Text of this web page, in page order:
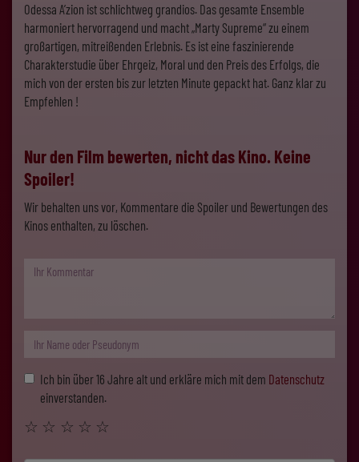
Odessa A’zion ist schlichtweg grandios. Das gesamte Ensemble
harmoniert hervorragend und macht „Marty Supreme“ zu einem
großartigen, mitreißenden Erlebnis. Es ist eine faszinierende
Charakterstudie über Ehrgeiz, Moral und den Preis des Erfolgs, die
mich von der ersten bis zur letzten Minute gepackt hat. Ganz klar zu
Empfehlen !
Nur den Film bewerten, nicht das Kino. Keine
Spoiler!
Wir behalten uns vor, Kommentare die Spoiler und Bewertungen des
Kinos enthalten, zu löschen.
Ich bin über 16 Jahre alt und erkläre mich mit dem Datenschutz
einverstanden.
☆
☆
☆
☆
☆